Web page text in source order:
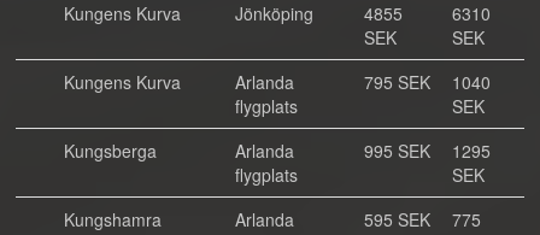
Kungens Kurva Jönköping
4855
SEK
6310
SEK
Kungens Kurva
Arlanda
flygplats
795 SEK
1040
SEK
Kungsberga
Arlanda
flygplats
995 SEK
1295
SEK
Kungshamra
Arlanda
595 SEK
775